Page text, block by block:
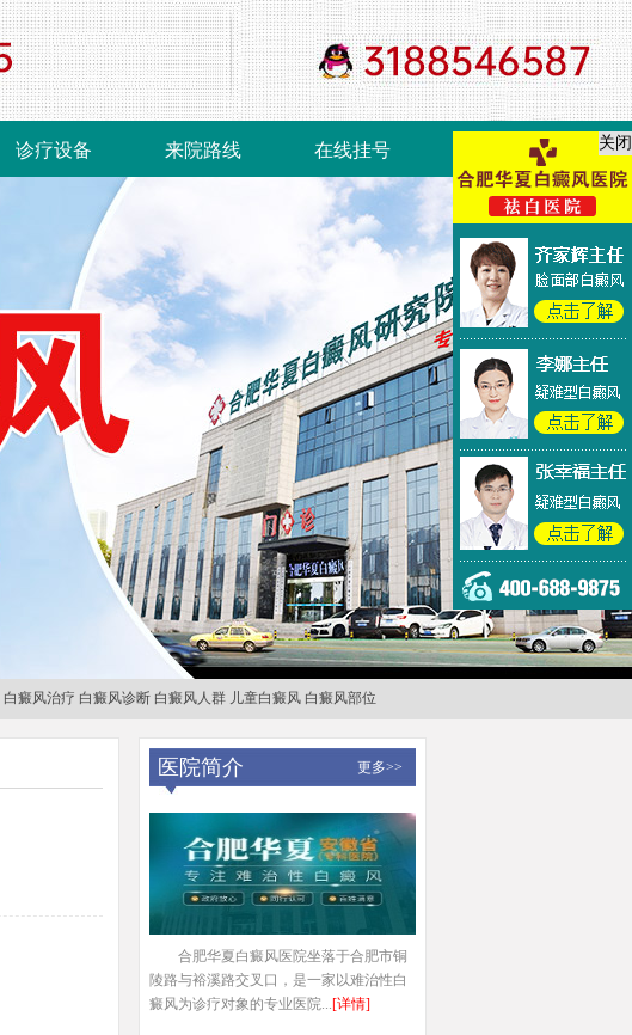
诊疗设备 来院路线 在线挂号
白癜风治疗 白癜风诊断 白癜风人群 儿童白癜风 白癜风部位
医院简介 更多>>
合肥华夏白癜风医院坐落于合肥市铜
陵路与裕溪路交叉口，是一家以难治性白
癜风为诊疗对象的专业医院...[详情]
关闭